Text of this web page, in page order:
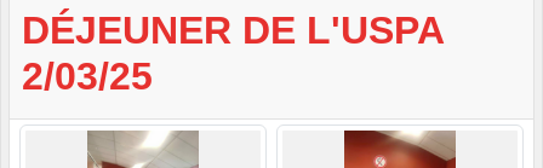
DÉJEUNER DE L'USPA
2/03/25